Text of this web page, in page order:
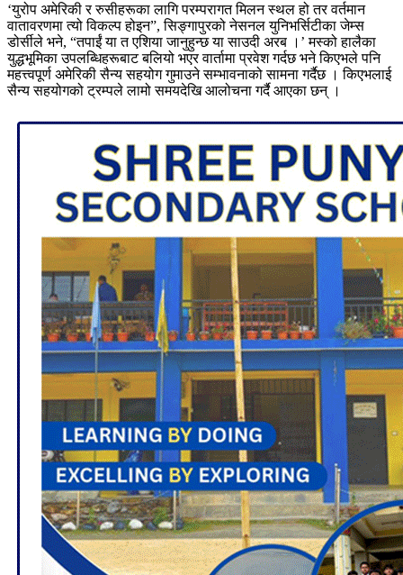
‘युरोप अमेरिकी र रुसीहरूका लागि परम्परागत मिलन स्थल हो तर वर्तमान
वातावरणमा त्यो विकल्प होइन”, सिङ्गापुरको नेसनल युनिभर्सिटीका जेम्स
डोर्सीले भने, “तपाईं या त एशिया जानुहुन्छ या साउदी अरब ।’ मस्को हालैका
युद्धभूमिका उपलब्धिहरूबाट बलियो भएर वार्तामा प्रवेश गर्दछ भने किएभले पनि
महत्त्वपूर्ण अमेरिकी सैन्य सहयोग गुमाउने सम्भावनाको सामना गर्दैछ । किएभलाई
सैन्य सहयोगको ट्रम्पले लामो समयदेखि आलोचना गर्दै आएका छन् ।